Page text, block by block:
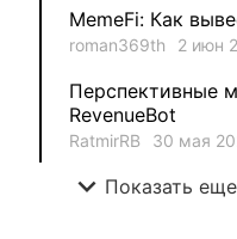
MemeFi: Как
roman369th 2 июн
Перспективные
RevenueBot
RatmirRB 30 мая
expand_more Показать